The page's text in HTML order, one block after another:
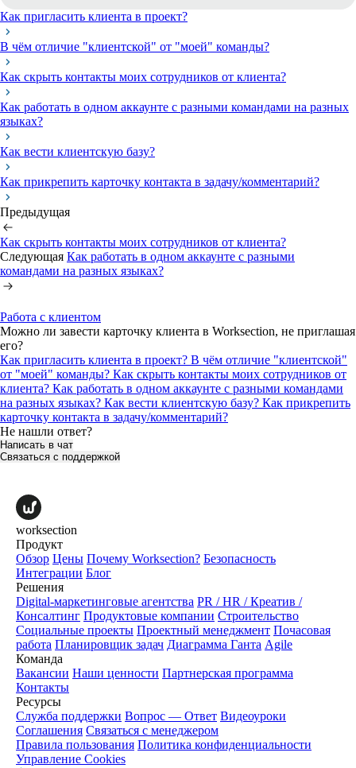
Как пригласить клиента в проект?
В чём отличие "клиентской" от "моей" команды?
Как скрыть контакты моих сотрудников от клиента?
Как работать в одном аккаунте с разными командами на разных
языках?
Как вести клиентскую базу?
Как прикрепить карточку контакта в задачу/комментарий?
Предыдущая
Как скрыть контакты моих сотрудников от клиента?
Следующая Как работать в одном аккаунте с разными
командами на разных языках?
Работа с клиентом
Можно ли завести карточку клиента в Worksection, не приглашая
его?
Как пригласить клиента в проект? В чём отличие "клиентской"
от "моей" команды? Как скрыть контакты моих сотрудников от
клиента? Как работать в одном аккаунте с разными командами
на разных языках? Как вести клиентскую базу? Как прикрепить
карточку контакта в задачу/комментарий?
Не нашли ответ?
Написать в чат
Связаться с поддержкой
worksection
Продукт
Обзор Цены Почему Worksection? Безопасность
Интеграции Блог
Решения
Digital-маркетинговые агентства PR / HR / Креатив /
Консалтинг Продуктовые компании Строительство
Социальные проекты Проектный менеджмент Почасовая
работа Планировщик задач Диаграмма Ганта Agile
Команда
Вакансии Наши ценности Партнерская программа
Контакты
Ресурсы
Служба поддержки Вопрос — Ответ Видеоуроки
Соглашения Связаться с менеджером
Правила пользования Политика конфиденциальности
Управление Cookies